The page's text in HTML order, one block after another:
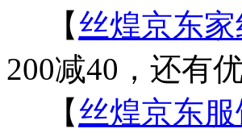
【 丝煌京东
200减40，还
【 丝煌京东